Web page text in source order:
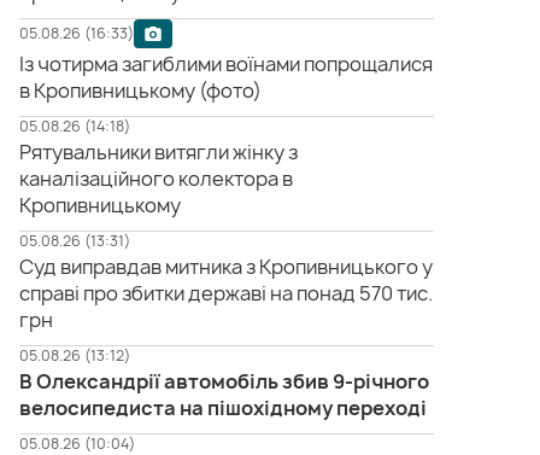
05.08.26 (16:33)
Із чотирма загиблими воїнами попрощалися
в Кропивницькому (фото)
05.08.26 (14:18)
Рятувальники витягли жінку з
каналізаційного колектора в
Кропивницькому
05.08.26 (13:31)
Суд виправдав митника з Кропивницького у
справі про збитки державі на понад 570 тис.
грн
05.08.26 (13:12)
В Олександрії автомобіль збив 9-річного
велосипедиста на пішохідному переході
05.08.26 (10:04)